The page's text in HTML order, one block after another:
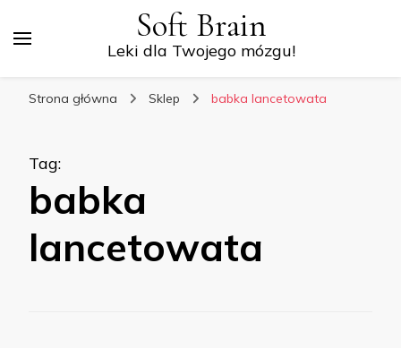
Soft Brain
Leki dla Twojego mózgu!
Strona główna Sklep babka lancetowata
Tag:
babka
lancetowata